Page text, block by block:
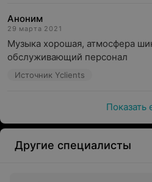
Аноним
29 марта 2021
Музыка хорошая, атмосфера
обслуживающий персонал
Источник Yclients
Показать
Другие специалисты